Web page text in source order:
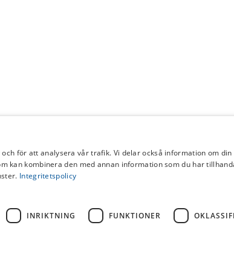
Om oss
Företagsinformation
för att analysera vår trafik. Vi delar också information om din
kan kombinera den med annan information som du har
Integritetspolicy
INRIKTNING FUNKTIONER